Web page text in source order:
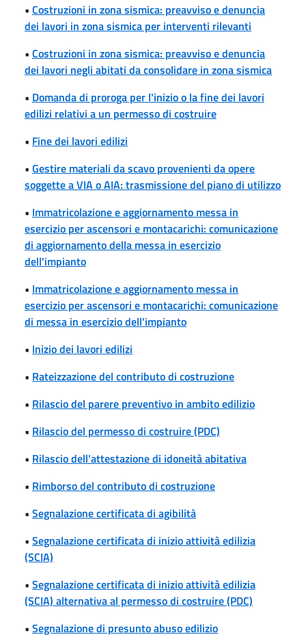
• Costruzioni in zona sismica: preavviso e denuncia
dei lavori in zona sismica per interventi rilevanti
• Costruzioni in zona sismica: preavviso e denuncia
dei lavori negli abitati da consolidare in zona sismica
• Domanda di proroga per l'inizio o la fine dei lavori
edilizi relativi a un permesso di costruire
• Fine dei lavori edilizi
• Gestire materiali da scavo provenienti da opere
soggette a VIA o AIA: trasmissione del piano di utilizzo
• Immatricolazione e aggiornamento messa in
esercizio per ascensori e montacarichi: comunicazione
di aggiornamento della messa in esercizio
dell'impianto
• Immatricolazione e aggiornamento messa in
esercizio per ascensori e montacarichi: comunicazione
di messa in esercizio dell'impianto
• Inizio dei lavori edilizi
• Rateizzazione del contributo di costruzione
• Rilascio del parere preventivo in ambito edilizio
• Rilascio del permesso di costruire (PDC)
• Rilascio dell'attestazione di idoneità abitativa
• Rimborso del contributo di costruzione
• Segnalazione certificata di agibilità
• Segnalazione certificata di inizio attività edilizia
(SCIA)
• Segnalazione certificata di inizio attività edilizia
(SCIA) alternativa al permesso di costruire (PDC)
• Segnalazione di presunto abuso edilizio